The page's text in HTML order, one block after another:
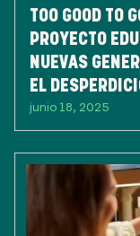
TOO GOOD TO
PROYECTO
NUEVAS
EL
junio 18, 2025